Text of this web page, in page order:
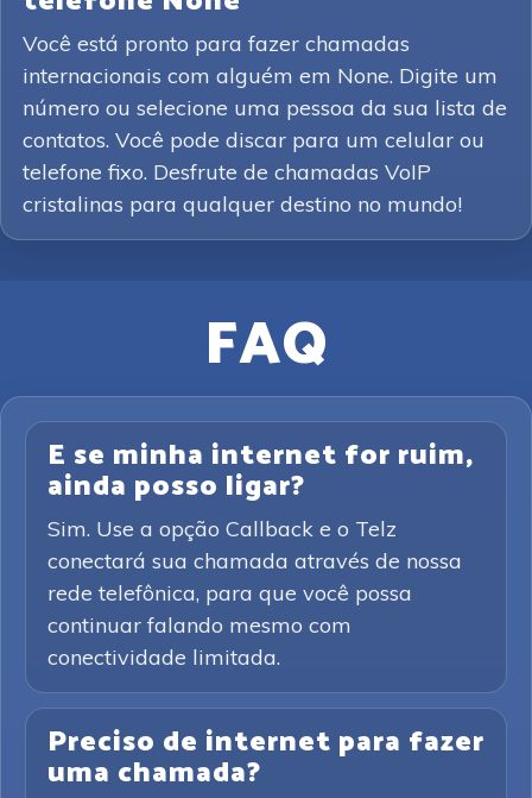
Você está pronto para fazer chamadas
internacionais com alguém em None. Digite um
número ou selecione uma pessoa da sua lista de
contatos. Você pode discar para um celular ou
telefone fixo. Desfrute de chamadas VoIP
cristalinas para qualquer destino no mundo!
FAQ
E se minha internet for ruim,
ainda posso ligar?
Sim. Use a opção Callback e o Telz
conectará sua chamada através de nossa
rede telefônica, para que você possa
continuar falando mesmo com
conectividade limitada.
Preciso de internet para fazer
uma chamada?